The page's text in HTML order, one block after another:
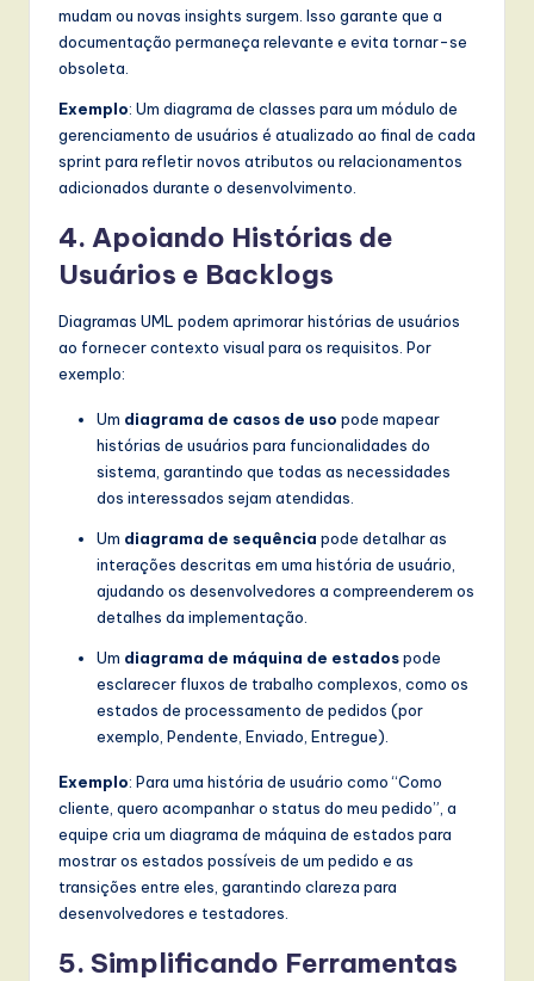
mudam ou novas insights surgem. Isso garante que a
documentação permaneça relevante e evita tornar-se
obsoleta.
Exemplo: Um diagrama de classes para um módulo de
gerenciamento de usuários é atualizado ao final de cada
sprint para refletir novos atributos ou relacionamentos
adicionados durante o desenvolvimento.
4. Apoiando Histórias de
Usuários e Backlogs
Diagramas UML podem aprimorar histórias de usuários
ao fornecer contexto visual para os requisitos. Por
exemplo:
Um diagrama de casos de uso pode mapear
histórias de usuários para funcionalidades do
sistema, garantindo que todas as necessidades
dos interessados sejam atendidas.
Um diagrama de sequência pode detalhar as
interações descritas em uma história de usuário,
ajudando os desenvolvedores a compreenderem os
detalhes da implementação.
Um diagrama de máquina de estadospode
esclarecer fluxos de trabalho complexos, como os
estados de processamento de pedidos (por
exemplo, Pendente, Enviado, Entregue).
Exemplo: Para uma história de usuário como “Como
cliente, quero acompanhar o status do meu pedido”, a
equipe cria um diagrama de máquina de estados para
mostrar os estados possíveis de um pedido e as
transições entre eles, garantindo clareza para
desenvolvedores e testadores.
5. Simplificando Ferramentas